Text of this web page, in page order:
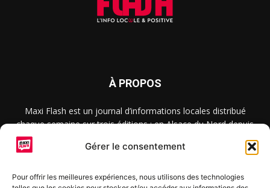
Gérer le consentement
Pour offrir les meilleures expériences, nous utilisons des technologies
À PROPOS
Maxi Flash est un journal d’informations locales distribué
chaque semaine sur trois éditions : en Alsace du Nord depuis
2015, dans les secteurs d’Obernai-Molsheim-Erstein depuis
2022, et à Colmar, Vignoble et Plaine depuis 2023.